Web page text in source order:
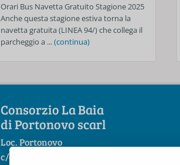
Orari Bus Navetta Gratuito Stagione 2025
Anche questa stagione estiva torna la
navetta gratuita (LINEA 94/) che collega il
parcheggio a ...(continua)
Consorzio La Baia
di Portonovo scarl
Loc. Portonovo
c/o Hotel La Fonte